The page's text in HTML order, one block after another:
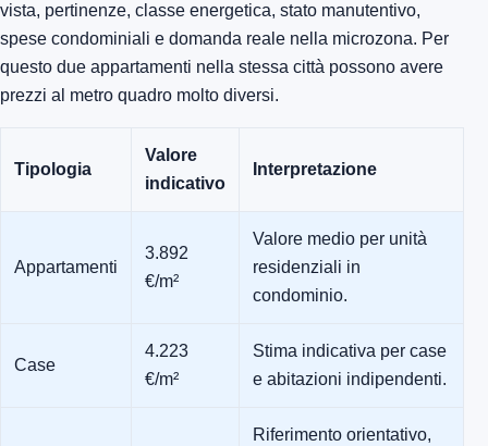
vista, pertinenze, classe energetica, stato manutentivo,
spese condominiali e domanda reale nella microzona. Per
questo due appartamenti nella stessa città possono avere
prezzi al metro quadro molto diversi.
Tipologia
Valore
indicativo
Interpretazione
Appartamenti
3.892
€/m²
Valore medio per unità
residenziali in
condominio.
Case
4.223
€/m²
Stima indicativa per case
e abitazioni indipendenti.
Riferimento orientativo,